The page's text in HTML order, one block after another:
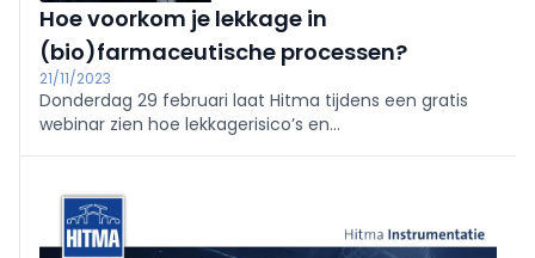
Hoe voorkom je lekkage in
(bio)farmaceutische processen?
21/11/2023
Donderdag 29 februari laat Hitma tijdens een gratis
webinar zien hoe lekkagerisico’s en
komen in 60 minuten alles te weten over de route
naar een betrouwbaar proces bij gebruik van single-
use technologie.